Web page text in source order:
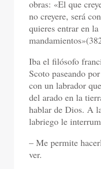
obras: «El que
no creyere, será
quieres entrar en
Iba el filósofo
Scoto paseando
con un labrador
del arado en la
hablar de Dios. A
labriego le
– Me permite
ver.